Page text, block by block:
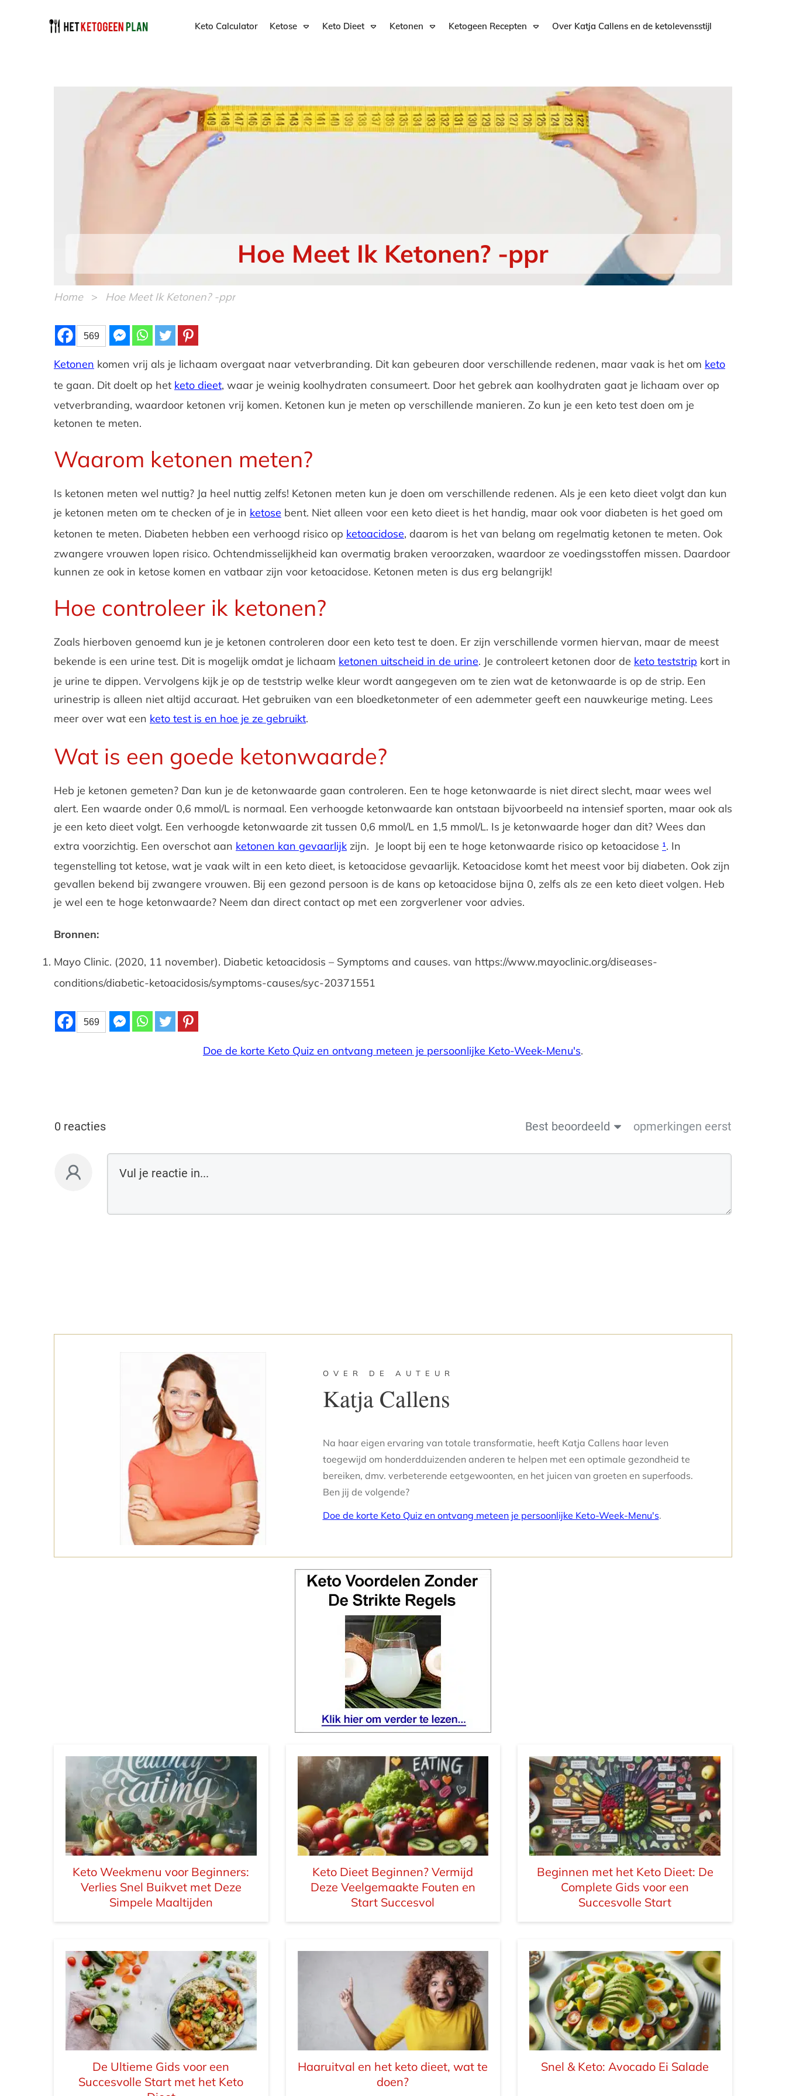
Keto Calculator Ketose Keto Dieet Ketonen Ketogeen Recepten Over Katja Callens en de ketolevensstijl
Hoe Meet Ik Ketonen? -ppr
Home > Hoe Meet Ik Ketonen? -ppr
569
Ketonen komen vrij als je lichaam overgaat naar vetverbranding. Dit kan gebeuren door verschillende redenen, maar vaak is het om keto
te gaan. Dit doelt op het keto dieet, waar je weinig koolhydraten consumeert. Door het gebrek aan koolhydraten gaat je lichaam over op
vetverbranding, waardoor ketonen vrij komen. Ketonen kun je meten op verschillende manieren. Zo kun je een keto test doen om je
ketonen te meten.
Waarom ketonen meten?
Is ketonen meten wel nuttig? Ja heel nuttig zelfs! Ketonen meten kun je doen om verschillende redenen. Als je een keto dieet volgt dan kun
je ketonen meten om te checken of je in ketose bent. Niet alleen voor een keto dieet is het handig, maar ook voor diabeten is het goed om
ketonen te meten. Diabeten hebben een verhoogd risico op ketoacidose, daarom is het van belang om regelmatig ketonen te meten. Ook
zwangere vrouwen lopen risico. Ochtendmisselijkheid kan overmatig braken veroorzaken, waardoor ze voedingsstoffen missen. Daardoor
kunnen ze ook in ketose komen en vatbaar zijn voor ketoacidose. Ketonen meten is dus erg belangrijk!
Hoe controleer ik ketonen?
Zoals hierboven genoemd kun je je ketonen controleren door een keto test te doen. Er zijn verschillende vormen hiervan, maar de meest
bekende is een urine test. Dit is mogelijk omdat je lichaam ketonen uitscheid in de urine. Je controleert ketonen door de keto teststrip kort in
je urine te dippen. Vervolgens kijk je op de teststrip welke kleur wordt aangegeven om te zien wat de ketonwaarde is op de strip. Een
urinestrip is alleen niet altijd accuraat. Het gebruiken van een bloedketonmeter of een ademmeter geeft een nauwkeurige meting. Lees
meer over wat een keto test is en hoe je ze gebruikt.
Wat is een goede ketonwaarde?
Heb je ketonen gemeten? Dan kun je de ketonwaarde gaan controleren. Een te hoge ketonwaarde is niet direct slecht, maar wees wel
alert. Een waarde onder 0,6 mmol/L is normaal. Een verhoogde ketonwaarde kan ontstaan bijvoorbeeld na intensief sporten, maar ook als
je een keto dieet volgt. Een verhoogde ketonwaarde zit tussen 0,6 mmol/L en 1,5 mmol/L. Is je ketonwaarde hoger dan dit? Wees dan
extra voorzichtig. Een overschot aan ketonen kan gevaarlijk zijn. Je loopt bij een te hoge ketonwaarde risico op ketoacidose ¹. In
tegenstelling tot ketose, wat je vaak wilt in een keto dieet, is ketoacidose gevaarlijk. Ketoacidose komt het meest voor bij diabeten. Ook zijn
gevallen bekend bij zwangere vrouwen. Bij een gezond persoon is de kans op ketoacidose bijna 0, zelfs als ze een keto dieet volgen. Heb
je wel een te hoge ketonwaarde? Neem dan direct contact op met een zorgverlener voor advies.
Bronnen:
Mayo Clinic. (2020, 11 november). Diabetic ketoacidosis – Symptoms and causes. van https://www.mayoclinic.org/diseases-
conditions/diabetic-ketoacidosis/symptoms-causes/syc-20371551
569
Doe de korte Keto Quiz en ontvang meteen je persoonlijke Keto-Week-Menu's.
0 reacties Best beoordeeld opmerkingen eerst
OVER DE AUTEUR
Katja Callens
Na haar eigen ervaring van totale transformatie, heeft Katja Callens haar leven
toegewijd om honderdduizenden anderen te helpen met een optimale gezondheid te
bereiken, dmv. verbeterende eetgewoonten, en het juicen van groeten en superfoods.
Ben jij de volgende?
Doe de korte Keto Quiz en ontvang meteen je persoonlijke Keto-Week-Menu's.
Keto Weekmenu voor Beginners:
Verlies Snel Buikvet met Deze
Simpele Maaltijden
Keto Dieet Beginnen? Vermijd
Deze Veelgemaakte Fouten en
Start Succesvol
Beginnen met het Keto Dieet: De
Complete Gids voor een
Succesvolle Start
De Ultieme Gids voor een
Succesvolle Start met het Keto
Haaruitval en het keto dieet, wat te
doen?
Snel & Keto: Avocado Ei Salade